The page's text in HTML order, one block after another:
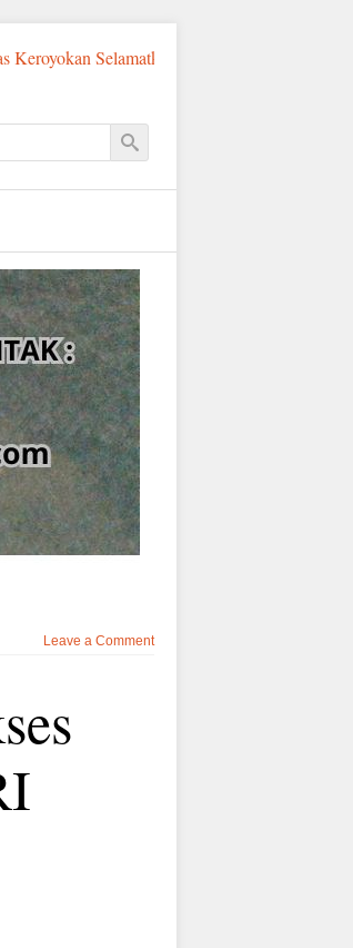
Pemancing Asal Fatululi
Leave a Comment